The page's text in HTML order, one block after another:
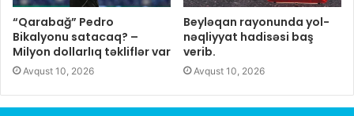
“Qarabağ” Pedro
Bikalyonu satacaq? –
Milyon dollarlıq təkliflər var
Avqust 10, 2026
Beyləqan rayonunda yol-
nəqliyyat hadisəsi baş
verib.
Avqust 10, 2026